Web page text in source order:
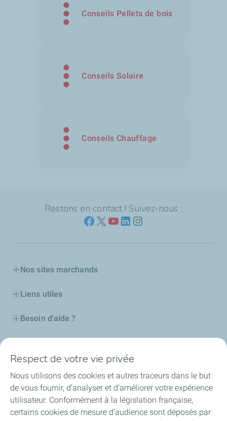
Conseils Pellets de bois
Conseils Solaire
Conseils Chauffage
Restons en contact ! Suivez-nous :
Nos sites marchands
Liens utiles
Besoin d'aide ?
Certificats d'économies d'énergie
Nos partenaires
Collaborer avec TotalEnergies
Respect de votre vie privée
Nous utilisons des cookies et autres traceurs dans le but
de vous fournir, d’analyser et d’améliorer votre expérience
utilisateur. Conformément à la législation française,
certains cookies de mesure d'audience sont déposés par